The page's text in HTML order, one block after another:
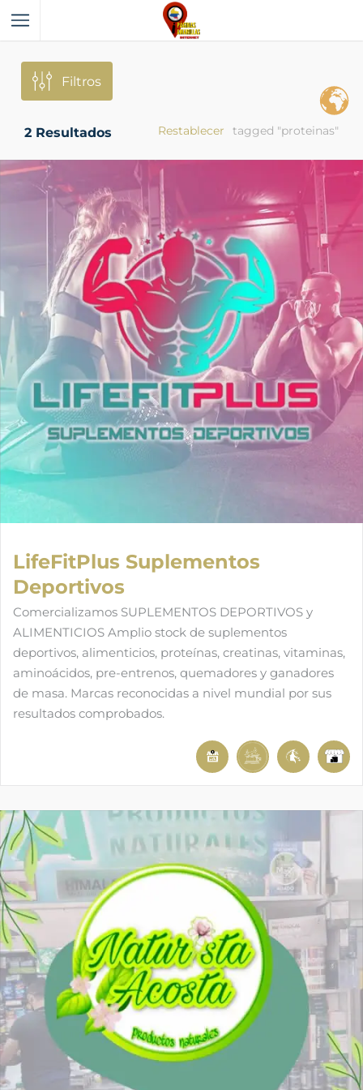
Filtros
2 Resultados tagged "proteinas"
Restablecer
LifeFitPlus Suplementos
Deportivos
Comercializamos SUPLEMENTOS DEPORTIVOS y
ALIMENTICIOS Amplio stock de suplementos
deportivos, alimenticios, proteínas, creatinas, vitaminas,
aminoácidos, pre-entrenos, quemadores y ganadores
de masa. Marcas reconocidas a nivel mundial por sus
resultados comprobados.